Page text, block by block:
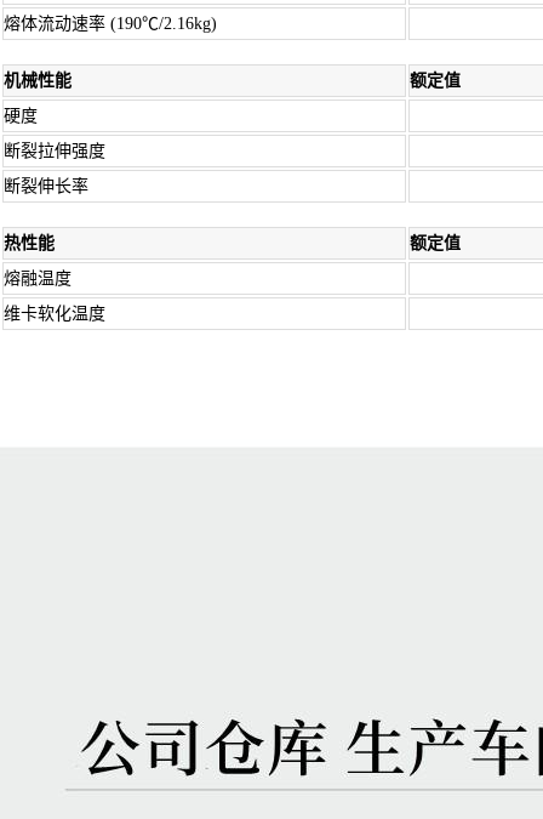
熔体流动速率 (190℃/2.16kg)
机械性能
额定值
硬度
断裂拉伸强度
断裂伸长率
热性能
额定值
熔融温度
维卡软化温度